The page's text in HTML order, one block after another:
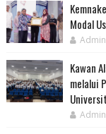
Modal
Kawan
melalui